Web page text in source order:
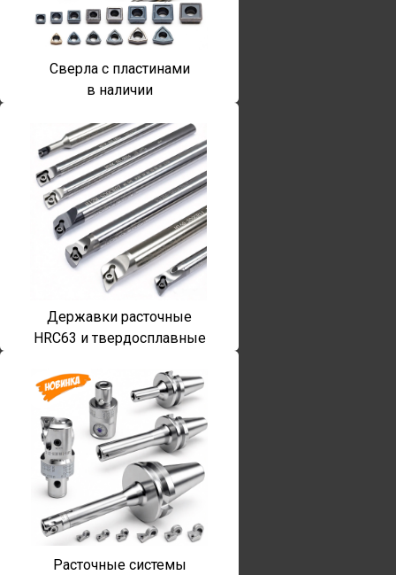
Сверла с пластинами
в наличии
Державки расточные
HRC63 и твердосплавные
Расточные системы